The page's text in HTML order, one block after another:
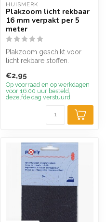
HUISMERK
Plakzoom licht rekbaar
16 mm verpakt per 5
meter
Plakzoom geschikt voor
licht rekbare stoffen.
alle kl...
€2,95
Op voorraad en op werkdagen
voor 16.00 uur besteld,
dezelfde dag verstuurd